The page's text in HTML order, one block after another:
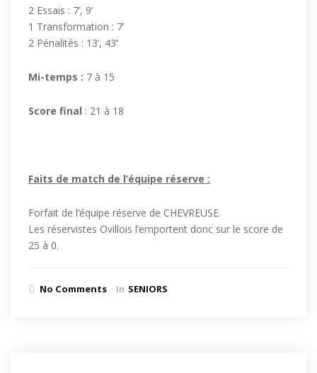
2 Essais : 7’, 9’
1 Transformation : 7’
2 Pénalités : 13’, 43’
Mi-temps : 7 à 15
Score final : 21 à 18
Faits de match de l’équipe réserve :
Forfait de l’équipe réserve de CHEVREUSE.
Les réservistes Ovillois l’emportent donc sur le score de
25 à 0.
No Comments In SENIORS